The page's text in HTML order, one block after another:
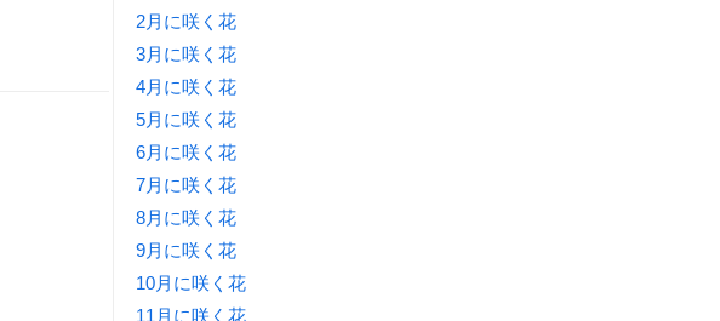
2月に咲く花
3月に咲く花
4月に咲く花
5月に咲く花
6月に咲く花
7月に咲く花
8月に咲く花
9月に咲く花
10月に咲く花
11月に咲く花